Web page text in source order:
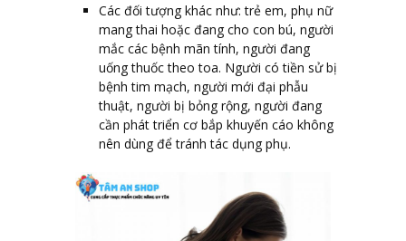
Các đối tượng khác như: trẻ em, phụ nữ
mang thai hoặc đang cho con bú, người
mắc các bệnh mãn tính, người đang
uống thuốc theo toa. Người có tiền sử bị
bệnh tim mạch, người mới đại phẫu
thuật, người bị bỏng rộng, người đang
cần phát triển cơ bắp khuyến cáo không
nên dùng để tránh tác dụng phụ.